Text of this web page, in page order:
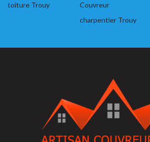
toiture Trouy
Couvreur
charpentier Trouy